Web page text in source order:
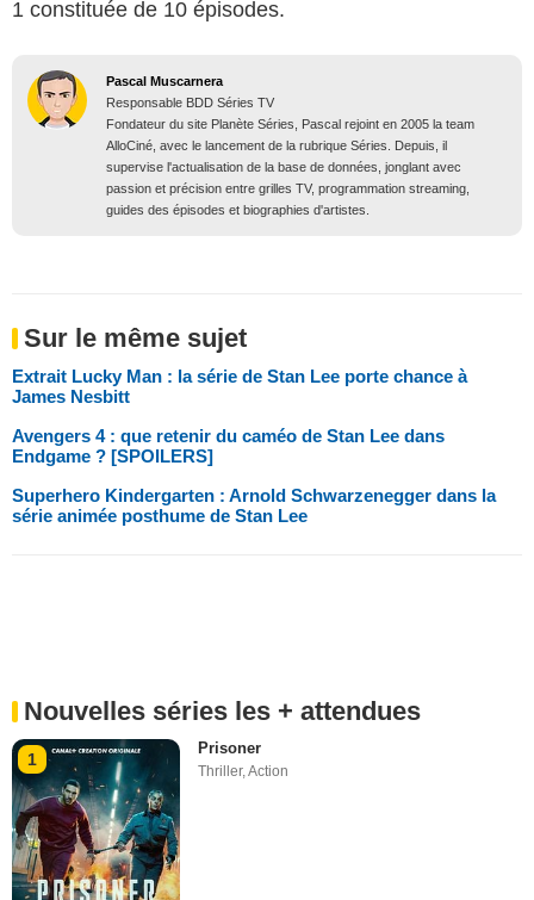
1 constituée de 10 épisodes.
Pascal Muscarnera
Responsable BDD Séries TV
Fondateur du site Planète Séries, Pascal rejoint en 2005 la team
AlloCiné, avec le lancement de la rubrique Séries. Depuis, il
supervise l'actualisation de la base de données, jonglant avec
passion et précision entre grilles TV, programmation streaming,
guides des épisodes et biographies d'artistes.
Sur le même sujet
Extrait Lucky Man : la série de Stan Lee porte chance à
James Nesbitt
Avengers 4 : que retenir du caméo de Stan Lee dans
Endgame ? [SPOILERS]
Superhero Kindergarten : Arnold Schwarzenegger dans la
série animée posthume de Stan Lee
Nouvelles séries les + attendues
1
Prisoner
Thriller,Action